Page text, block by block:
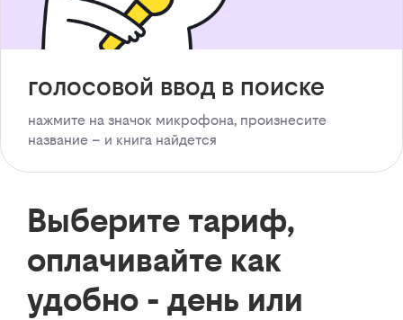
голосовой ввод в поиске
нажмите на значок микрофона, произнесите
название – и книга найдется
Выберите тариф,
оплачивайте как
удобно - день или